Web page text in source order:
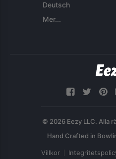
Deutsch
Mer...
© 2026 Eezy LLC. Alla
Villkor